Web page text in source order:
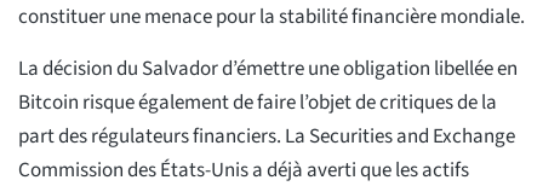
constituer une menace pour la stabilité financière mondiale.
La décision du Salvador d’émettre une obligation libellée en
Bitcoin risque également de faire l’objet de critiques de la
part des régulateurs financiers. La Securities and Exchange
Commission des États-Unis a déjà averti que les actifs